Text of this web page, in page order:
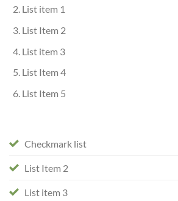
List item 1
List Item 2
List item 3
List Item 4
List Item 5
Checkmark list
List Item 2
List item 3